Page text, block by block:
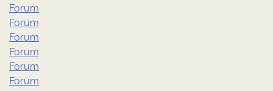
Forum
Forum
Forum
Forum
Forum
Forum